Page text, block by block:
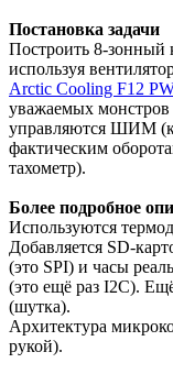
Постановка задачи
Построить 8-
используя
Arctic Cooling F12
уважаемых монстров
управляются ШИМ
фактическим
тахометр).
Более подробное
Используются
Добавляется SD-
(это SPI) и часы
(это ещё раз I2C).
(шутка).
Архитектура
рукой).